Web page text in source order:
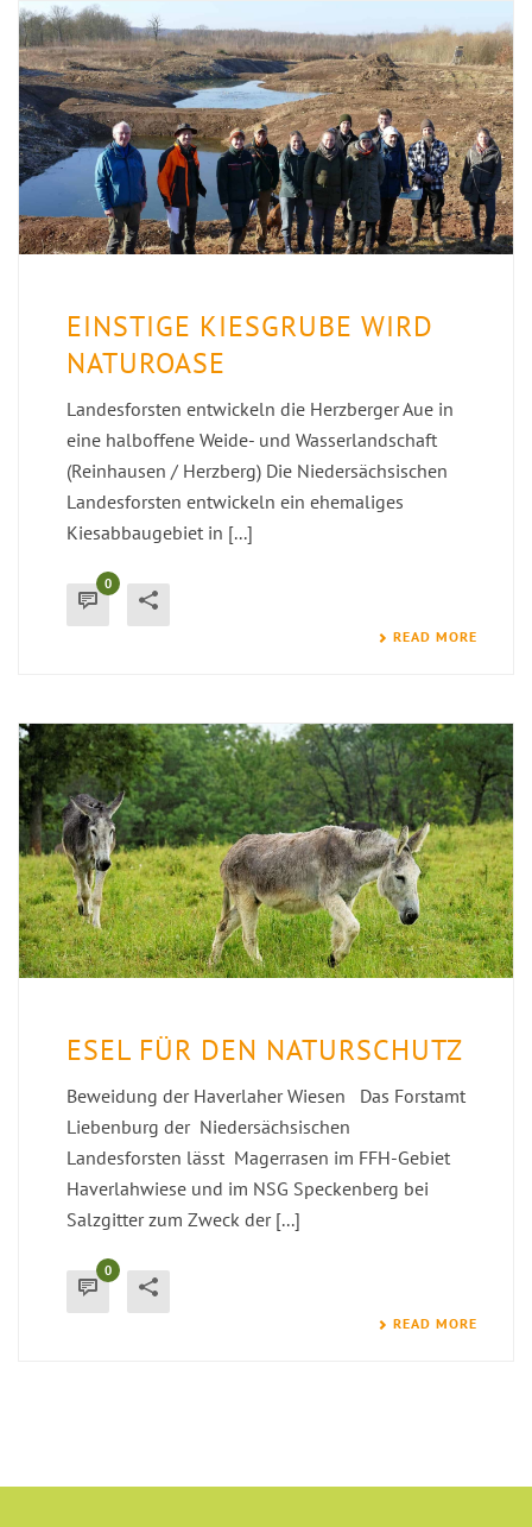
EINSTIGE KIESGRUBE WIRD
NATUROASE
Landesforsten entwickeln die Herzberger Aue in
eine halboffene Weide- und Wasserlandschaft
(Reinhausen / Herzberg) Die Niedersächsischen
Landesforsten entwickeln ein ehemaliges
Kiesabbaugebiet in [...]
0
READ MORE
ESEL FÜR DEN NATURSCHUTZ
Beweidung der Haverlaher Wiesen Das Forstamt
Liebenburg der Niedersächsischen
Landesforsten lässt Magerrasen im FFH-Gebiet
Haverlahwiese und im NSG Speckenberg bei
Salzgitter zum Zweck der [...]
0
READ MORE